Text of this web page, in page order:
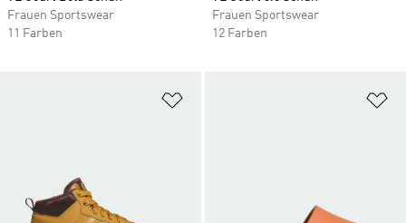
Frauen Sportswear
11 Farben
Frauen Sportswear
12 Farben